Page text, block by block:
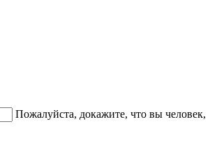
Пожалуйста, докажите, что вы человек,